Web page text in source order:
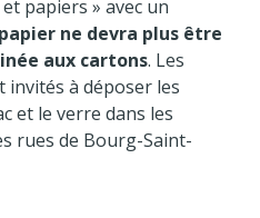
papiers » avec un
ne devra plus être
aux cartons. Les
à déposer les
et le verre dans les
rues de Bourg-Saint-